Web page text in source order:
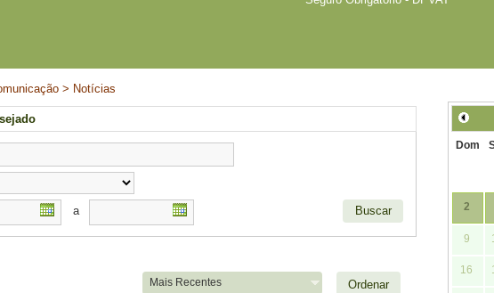
> Notícias
a
Ordenar
Dom
2
9
16